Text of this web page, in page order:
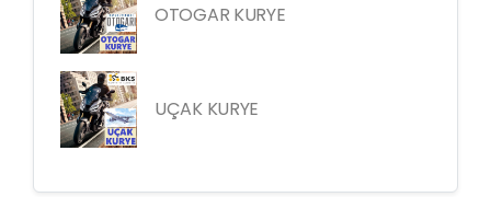
OTOGAR KURYE
UÇAK KURYE